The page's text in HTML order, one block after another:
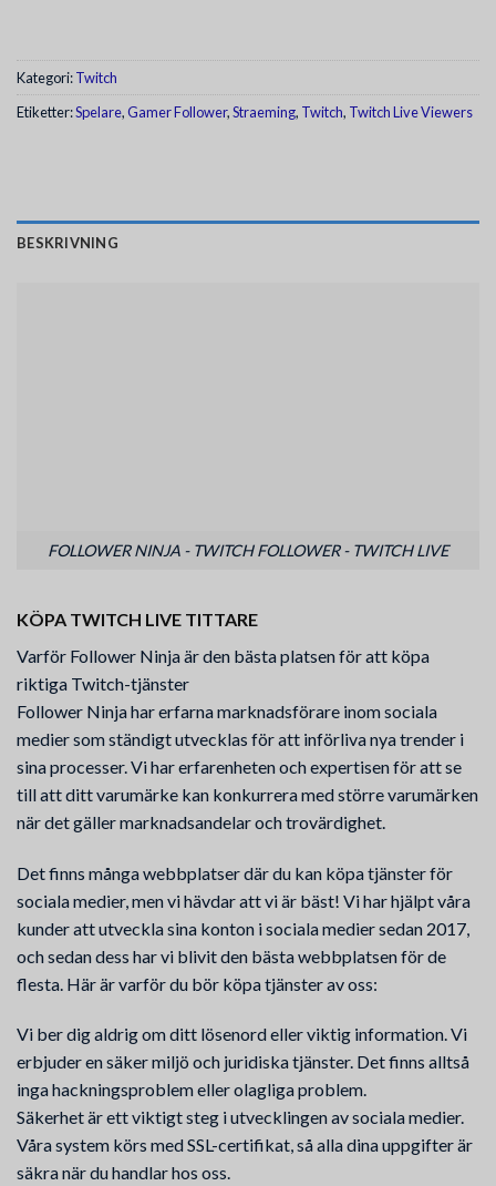
Kategori:Twitch
Etiketter:Spelare,Gamer Follower,Straeming, Twitch, Twitch Live Viewers
BESKRIVNING
FOLLOWER NINJA - TWITCH FOLLOWER - TWITCH LIVE
KÖPA TWITCH LIVE TITTARE
Varför Follower Ninja är den bästa platsen för att köpa
riktiga Twitch-tjänster
Follower Ninja har erfarna marknadsförare inom sociala
medier som ständigt utvecklas för att införliva nya trender i
sina processer. Vi har erfarenheten och expertisen för att se
till att ditt varumärke kan konkurrera med större varumärken
när det gäller marknadsandelar och trovärdighet.
Det finns många webbplatser där du kan köpa tjänster för
sociala medier, men vi hävdar att vi är bäst! Vi har hjälpt våra
kunder att utveckla sina konton i sociala medier sedan 2017,
och sedan dess har vi blivit den bästa webbplatsen för de
flesta. Här är varför du bör köpa tjänster av oss:
Vi ber dig aldrig om ditt lösenord eller viktig information. Vi
erbjuder en säker miljö och juridiska tjänster. Det finns alltså
inga hackningsproblem eller olagliga problem.
Säkerhet är ett viktigt steg i utvecklingen av sociala medier.
Våra system körs med SSL-certifikat, så alla dina uppgifter är
säkra när du handlar hos oss.